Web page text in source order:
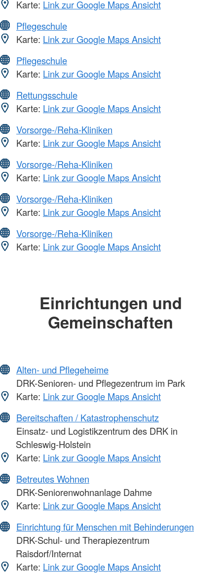
Karte: Link zur Google Maps Ansicht
Pflegeschule
Karte: Link zur Google Maps Ansicht
Pflegeschule
Karte: Link zur Google Maps Ansicht
Rettungsschule
Karte: Link zur Google Maps Ansicht
Vorsorge-/Reha-Kliniken
Karte: Link zur Google Maps Ansicht
Vorsorge-/Reha-Kliniken
Karte: Link zur Google Maps Ansicht
Vorsorge-/Reha-Kliniken
Karte: Link zur Google Maps Ansicht
Vorsorge-/Reha-Kliniken
Karte: Link zur Google Maps Ansicht
Einrichtungen und
Gemeinschaften
Alten- und Pflegeheime
DRK-Senioren- und Pflegezentrum im Park
Karte: Link zur Google Maps Ansicht
Bereitschaften / Katastrophenschutz
Einsatz- und Logistikzentrum des DRK in
Schleswig-Holstein
Karte: Link zur Google Maps Ansicht
Betreutes Wohnen
DRK-Seniorenwohnanlage Dahme
Karte: Link zur Google Maps Ansicht
Einrichtung für Menschen mit Behinderungen
DRK-Schul- und Therapiezentrum
Raisdorf/Internat
Karte: Link zur Google Maps Ansicht